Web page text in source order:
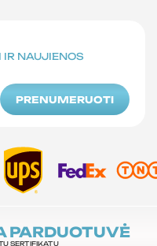
NAUJIENOS
PRENUMERUOTI
PARDUOTUVĖ
SERTIFIKATŲ